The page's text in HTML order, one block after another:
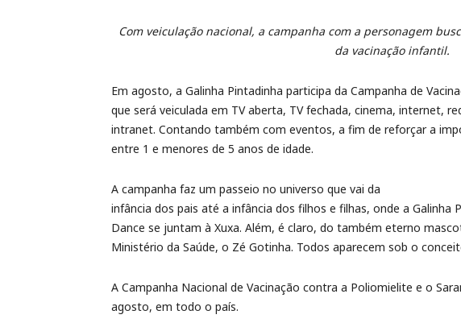
Com veiculação nacional, a campanha com a personagem
da vacinação infantil.
Em agosto, a Galinha Pintadinha participa da Campanha de
que será veiculada em TV aberta, TV fechada, cinema, internet,
intranet. Contando também com eventos, a fim de reforçar a
entre 1 e menores de 5 anos de idade.
A campanha faz um passeio no universo que vai da
infância dos pais até a infância dos filhos e filhas, onde a Galinha
Dance se juntam à Xuxa. Além, é claro, do também eterno
Ministério da Saúde, o Zé Gotinha. Todos aparecem sob o
A Campanha Nacional de Vacinação contra a Poliomielite e o
agosto, em todo o país.